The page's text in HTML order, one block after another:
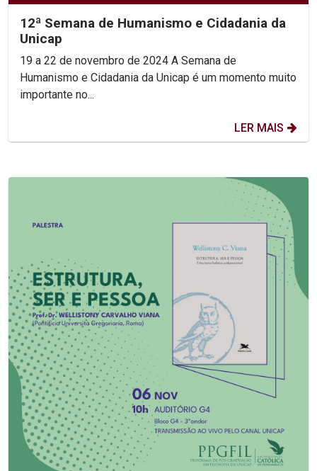
12ª Semana de Humanismo e Cidadania da
Unicap
19 a 22 de novembro de 2024 A Semana de
Humanismo e Cidadania da Unicap é um momento muito
importante no...
LER MAIS